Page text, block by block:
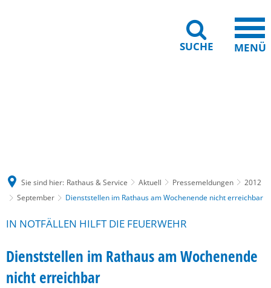
SUCHE MENÜ
Sie sind hier: Rathaus & Service Aktuell Pressemeldungen
2012
September
Dienststellen im Rathaus am Wochenende nicht erreichbar
IN NOTFÄLLEN HILFT DIE FEUERWEHR
Dienststellen im Rathaus am Wochenende
nicht erreichbar